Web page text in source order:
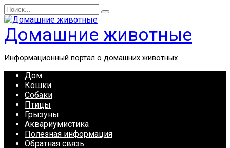
Перейти
к
содержанию
Search
for:
Домашние животные
Информационный портал о домашних животных
Дом
Кошки
Собаки
Птицы
Грызуны
Аквариумистика
Полезная информация
Обратная связь